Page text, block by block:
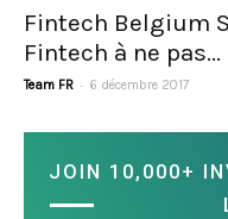
Fintech Belgium
Fintech à ne pas...
Team FR - 6 décembre 2017
JOIN 10,000+